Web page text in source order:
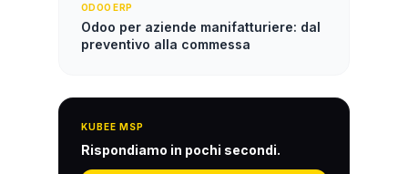
ODOO ERP
Odoo per aziende manifatturiere: dal
preventivo alla commessa
KUBEE MSP
Rispondiamo in pochi secondi.